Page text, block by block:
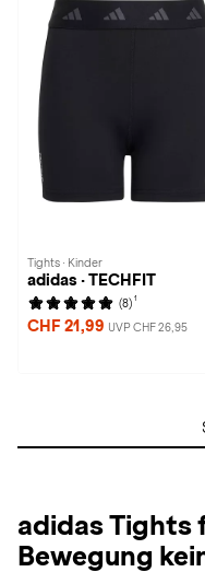
Tights · Kinder
adidas · TECHFIT
(8) 1
CHF 21,99 UVP CHF 26,95
adidas Tights
Bewegung